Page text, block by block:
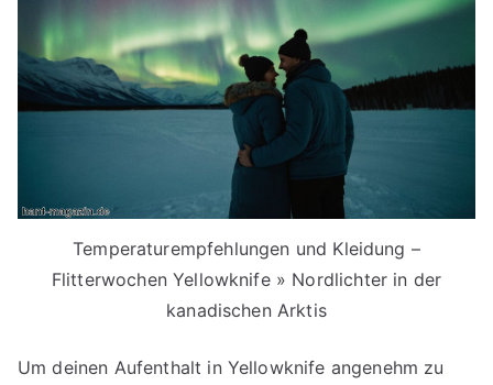
Temperaturempfehlungen und Kleidung –
Flitterwochen Yellowknife » Nordlichter in der
kanadischen Arktis
Um deinen Aufenthalt in Yellowknife angenehm zu